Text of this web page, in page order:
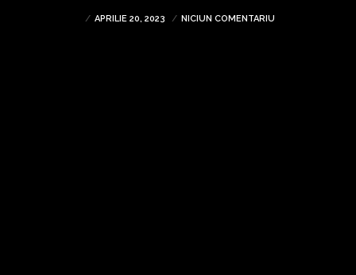
APRILIE 20, 2023 NICIUN COMENTARIU